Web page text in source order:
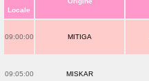
Locale
09:00:00 MITIGA
09:05:00 MISKAR